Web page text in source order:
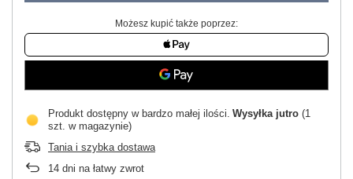
Możesz kupić także poprzez:
Produkt dostępny w bardzo małej ilości Wysyłka jutro (1
szt. w magazynie)
Tania i szybka dostawa
14 dni na łatwy zwrot